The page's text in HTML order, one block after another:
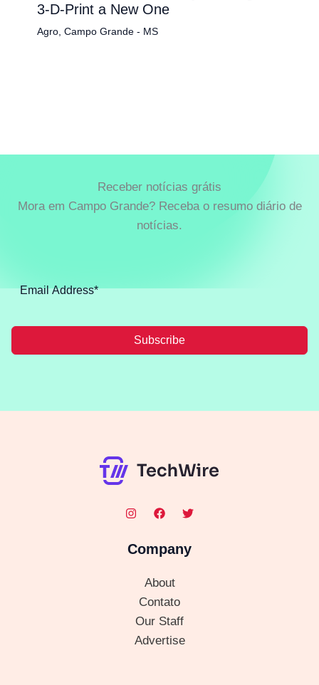
3-D-Print a New One
Agro, Campo Grande - MS
Receber notícias grátis
Mora em Campo Grande? Receba o resumo diário de
notícias.
Subscribe
Company
About
Contato
Our Staff
Advertise